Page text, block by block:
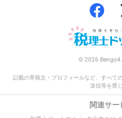
© 2026
記載の寄稿文・プロフィールなど、すべて
送信等を禁
関連サー